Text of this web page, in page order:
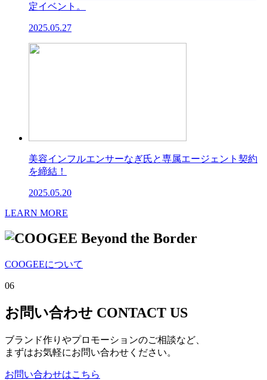
定イベント。
2025.05.27
美容インフルエンサーなぎ⽒と専属エージェント契約
を締結！
2025.05.20
LEARN MORE
Beyond the Border
COOGEEについて
06
お問い合わせ CONTACT US
ブランド作りやプロモーションのご相談など、
まずはお気軽にお問い合わせください。
お問い合わせはこちら